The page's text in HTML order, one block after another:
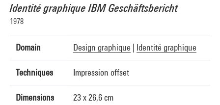
Identité graphique IBM Geschäftsbericht
1978
Domain Design graphique Identité graphique
Techniques Impression offset
Dimensions 23 x 26,6 cm